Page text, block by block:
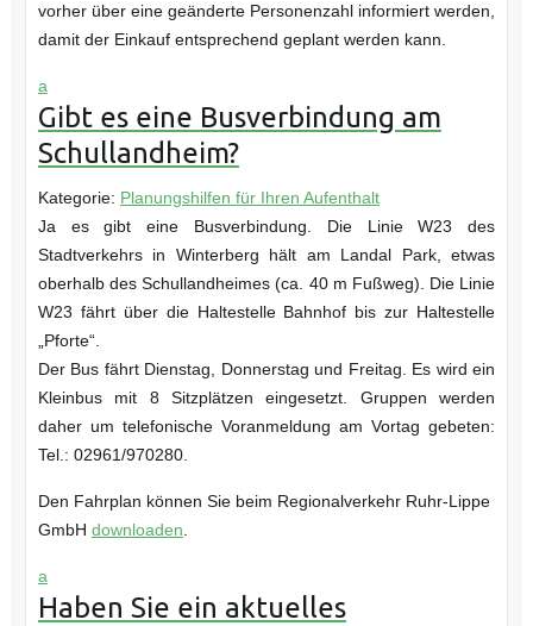
vorher über eine geänderte Personenzahl informiert werden,
damit der Einkauf entsprechend geplant werden kann.
a
Gibt es eine Busverbindung am
Schullandheim?
Kategorie: Planungshilfen für Ihren Aufenthalt
Ja es gibt eine Busverbindung. Die Linie W23 des
Stadtverkehrs in Winterberg hält am Landal Park, etwas
oberhalb des Schullandheimes (ca. 40 m Fußweg). Die Linie
W23 fährt über die Haltestelle Bahnhof bis zur Haltestelle
„Pforte“.
Der Bus fährt Dienstag, Donnerstag und Freitag. Es wird ein
Kleinbus mit 8 Sitzplätzen eingesetzt. Gruppen werden
daher um telefonische Voranmeldung am Vortag gebeten:
Tel.: 02961/970280.
Den Fahrplan können Sie beim Regionalverkehr Ruhr-Lippe
GmbH downloaden
a
Haben Sie ein aktuelles